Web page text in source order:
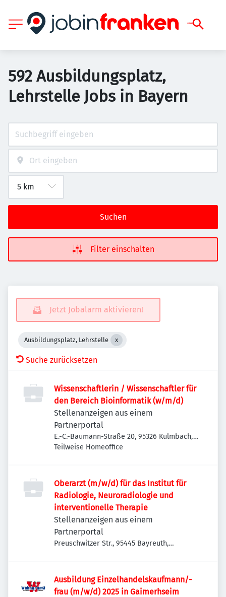
592 Ausbildungsplatz,
Lehrstelle Jobs in Bayern
Suchen
Filter einschalten
Jetzt Jobalarm aktivieren!
Ausbildungsplatz, Lehrstelle
Suche zurücksetzen
Wissenschaftlerin / Wissenschaftler für
den Bereich Bioinformatik (w/m/d)
Stellenanzeigen aus einem
Partnerportal
E.-C.-Baumann-Straße 20, 95326 Kulmbach,
Deutschland
Teilweise Homeoffice
Oberarzt (m/w/d) für das Institut für
Radiologie, Neuroradiologie und
interventionelle Therapie
Stellenanzeigen aus einem
Partnerportal
Preuschwitzer Str., 95445 Bayreuth,
Ausbildung Einzelhandelskaufmann/-
frau (m/w/d) 2025 in Gaimerhseim